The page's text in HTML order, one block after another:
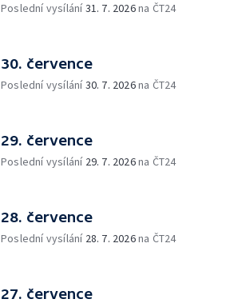
Poslední vysílání31. 7. 2026na ČT24
30. července
Poslední vysílání30. 7. 2026na ČT24
29. července
Poslední vysílání 29. 7. 2026na ČT24
28. července
Poslední vysílání 28. 7. 2026na ČT24
27. července